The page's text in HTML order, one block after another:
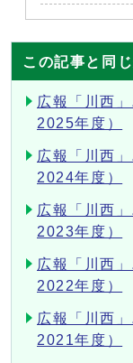
この記事と同
広報「川西
2025年度）
広報「川西
2024年度）
広報「川西
2023年度）
広報「川西
2022年度）
広報「川西
2021年度）